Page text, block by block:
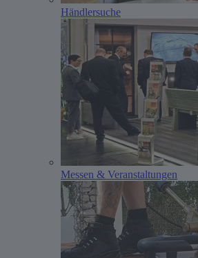
Händlersuche
Messen & Veranstaltungen